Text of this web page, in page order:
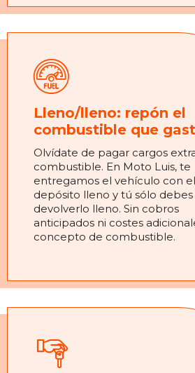
Lleno/lleno: repón el
combustible que
Olvídate de pagar cargos
combustible. En Moto Luis, te
entregamos el vehículo con el
depósito lleno y tú sólo debes
devolverlo lleno. Sin cobros
anticipados ni costes
concepto de combustible.